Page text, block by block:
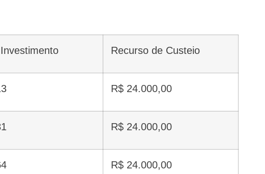
Investimento Recurso de Custeio
R$ 24.000,00
R$ 24.000,00
R$ 24.000,00